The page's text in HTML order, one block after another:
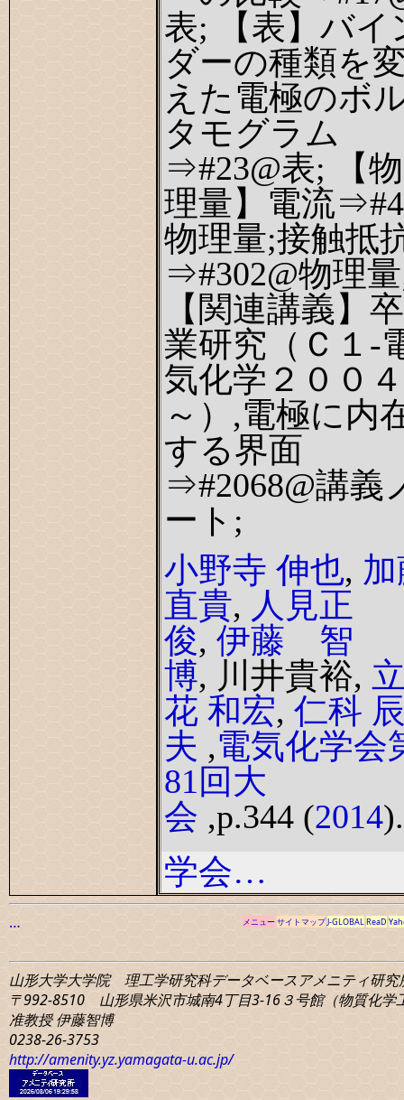
表; 【表】バイ
ダーの種類を
えた電極のボ
タモグラム
⇒#23@表; 【物
理量】電流
物理量;接触抵
⇒#302@物理
【関連講義】卒
業研究（Ｃ１-
気化学２００４
～）,電極に内
する界面
⇒#2068@講義
ート;
小野寺 伸也,
直貴, 人見正
俊, 伊藤 智
博, 川井貴裕,
花 和宏, 仁科
夫 ,電気化学会
81回大
会 ,p.344 (2014).
学会…
… メニューサイトマップJ-GLOBALReaD
山形大学大学院 理工学研究科データベースアメニティ研究
〒992-8510 山形県米沢市城南4丁目3-16３号館（物質化学
准教授 伊藤智博
0238-26-3753
http://amenity.yz.yamagata-u.ac.jp/